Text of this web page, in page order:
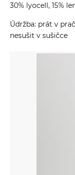
30% lyocell, 15%
Údržba: prát v
nesušit v sušičce